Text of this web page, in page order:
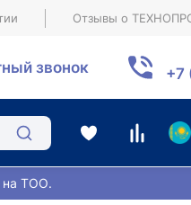
Отзывы о
звонок +7
на ТОО.